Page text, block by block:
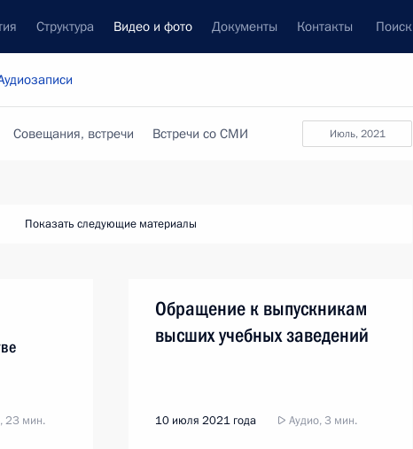
Структура Видео и фото Документы Контакты Поиск
июль, 2021
Совещания, встречи Встречи со СМИ
Показать следующие материалы
23 мин.
Обращение к выпускникам
высших учебных заведений
10 июля 2021 года Аудио, 3 мин.